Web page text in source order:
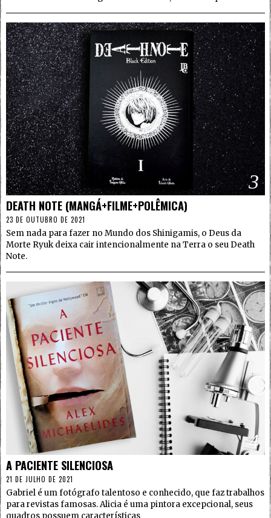
3
DEATH NOTE (MANGÁ+FILME+POLÊMICA)
23 DE OUTUBRO DE 2021
Sem nada para fazer no Mundo dos Shinigamis, o Deus da
Morte Ryuk deixa cair intencionalmente na Terra o seu Death
Note.
4
A PACIENTE SILENCIOSA
21 DE JULHO DE 2021
Gabriel é um fotógrafo talentoso e conhecido, que faz trabalhos
para revistas famosas. Alicia é uma pintora excepcional, seus
quadros possuem características